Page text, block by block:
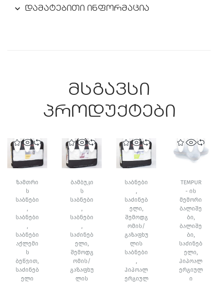
დამატებითი ინფორმაცია
მსგავსი
პროდუქტები
ᲖᲐᲛᲗᲠᲘ
Ს
ᲡᲐᲑᲜᲔᲑᲘ
,
ᲡᲐᲑᲜᲔᲑᲘ
,
ᲡᲐᲑᲜᲔᲑᲘ
ᲐᲥᲚᲔᲛᲘ
Ს
ᲑᲔᲬᲕᲘᲗ,
ᲡᲐᲫᲘᲜᲔᲑ
ᲔᲚᲘ
ᲑᲐᲛᲑᲣᲙᲘ
Ს
ᲡᲐᲑᲜᲔᲑᲘ
,
ᲡᲐᲑᲜᲔᲑᲘ
,
ᲡᲐᲫᲘᲜᲔᲑ
ᲔᲚᲘ,
ᲨᲔᲛᲝᲓᲒ
ᲝᲛᲘᲡ/
ᲒᲐᲖᲐᲤᲮᲣ
ᲚᲘᲡ
ᲡᲐᲑᲜᲔᲑᲘ
,
ᲡᲐᲫᲘᲜᲔᲑ
ᲔᲚᲘ,
ᲨᲔᲛᲝᲓᲒ
ᲝᲛᲘᲡ/
ᲒᲐᲖᲐᲤᲮᲣ
ᲚᲘᲡ
ᲡᲐᲑᲜᲔᲑᲘ
,
ᲰᲘᲞᲝᲐᲚ
ᲔᲠᲒᲘᲣᲚ
TEMPUR
- ᲘᲡ
ᲛᲔᲛᲝᲠᲘ
ᲑᲐᲚᲘᲨᲔ
ᲑᲘ,
ᲑᲐᲚᲘᲨᲔ
ᲑᲘ,
ᲡᲐᲫᲘᲜᲔᲑ
ᲔᲚᲘ,
ᲰᲘᲞᲝᲐᲚ
ᲔᲠᲒᲘᲣᲚ
Ი